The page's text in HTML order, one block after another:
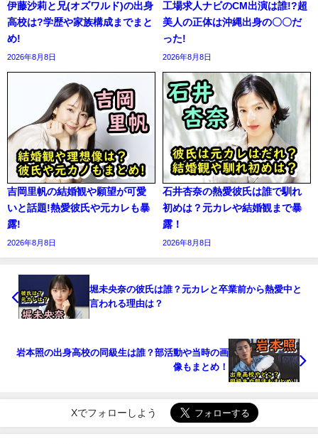
伊藤沙莉と兄(オズワルド)の出身
高校は?学歴や家族構成までまと
め!
2026年8月8日
工場求人ナビのCM出演は誰!?超
美人の正体は沖縄出身の〇〇だ
った!
2026年8月8日
吉岡里帆の結婚観や願望が可愛
いと話題!熱愛彼氏や元カレも暴
露!
2026年8月8日
石井杏奈の熱愛彼氏は誰で馴れ
初めは？元カレや結婚観まで暴
露！
2026年8月8日
堀未央奈の彼氏は誰？元カレと卒業前から熱愛中と
言われる理由は？
岩本照の出身高校の同級生は誰？部活動や当時の画
像もまとめ！
Xでフォローしよう